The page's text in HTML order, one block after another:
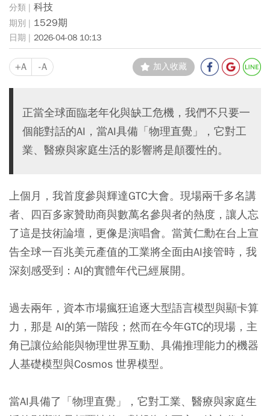
科技
1529期
2026-04-08 10:13
+A -A 加入收藏
正當全球面臨老年化與缺工危機，我們不只要一
個能對話的AI，當AI具備「物理直覺」，它對工
業、醫療與家庭生活的影響將是顛覆性的。
上個月，我首度參與輝達GTC大會。現場兩千多名講
者、四百多家贊助商與數萬名參與者的熱度，讓人忘
了這是技術論壇，更像是演唱會。當黃仁勳在台上宣
告全球一百兆美元產值的工業將全面由AI接管時，我
深刻感受到：AI的實體年代已經展開。
過去兩年，資本市場瘋狂追逐大型語言模型與顯卡算
力，那是 AI的第一階段；然而在今年GTC的現場，主
角已讓位給能與物理世界互動、具備推理能力的機器
人基礎模型與Cosmos 世界模型。
當AI具備了「物理直覺」，它對工業、醫療與家庭生